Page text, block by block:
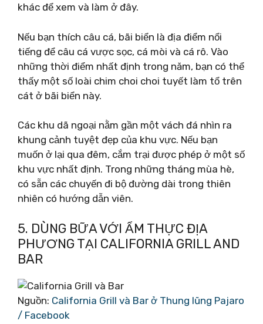
khác để xem và làm ở đây.
Nếu bạn thích câu cá, bãi biển là địa điểm nổi
tiếng để câu cá vược sọc, cá mòi và cá rô. Vào
những thời điểm nhất định trong năm, bạn có thể
thấy một số loài chim choi choi tuyết làm tổ trên
cát ở bãi biển này.
Các khu dã ngoại nằm gần một vách đá nhìn ra
khung cảnh tuyệt đẹp của khu vực. Nếu bạn
muốn ở lại qua đêm, cắm trại được phép ở một số
khu vực nhất định. Trong những tháng mùa hè,
có sẵn các chuyến đi bộ đường dài trong thiên
nhiên có hướng dẫn viên.
5. DÙNG BỮA VỚI ẨM THỰC ĐỊA
PHƯƠNG TẠI CALIFORNIA GRILL AND
BAR
Nguồn: California Grill và Bar ở Thung lũng Pajaro
/ Facebook